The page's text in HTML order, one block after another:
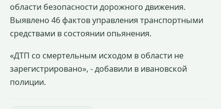
области безопасности дорожного движения.
Выявлено 46 фактов управления транспортными
средствами в состоянии опьянения.
«ДТП со смертельным исходом в области не
зарегистрировано», - добавили в ивановской
полиции.